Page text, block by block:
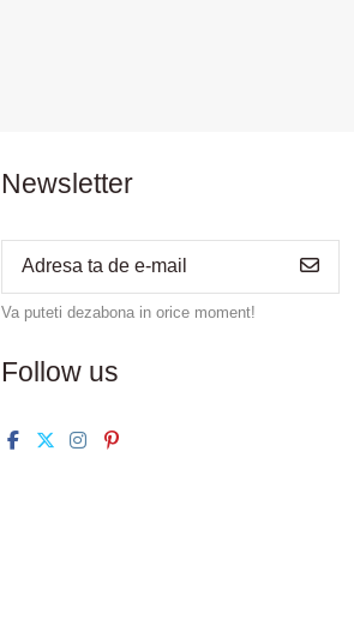
Newsletter
Va puteti dezabona in orice moment!
Follow us